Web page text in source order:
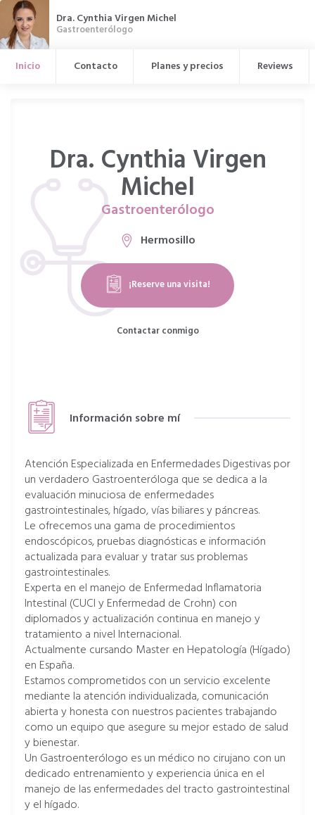
Dra. Cynthia Virgen Michel
Gastroenterólogo
Inicio Contacto Planes y precios Reviews
Dra. Cynthia Virgen
Michel
Gastroenterólogo
Hermosillo
¡Reserve una visita!
Contactar conmigo
Información sobre mí
Atención Especializada en Enfermedades Digestivas por
un verdadero Gastroenteróloga que se dedica a la
evaluación minuciosa de enfermedades
gastrointestinales, hígado, vías biliares y páncreas.
Le ofrecemos una gama de procedimientos
endoscópicos, pruebas diagnósticas e información
actualizada para evaluar y tratar sus problemas
gastrointestinales.
Experta en el manejo de Enfermedad Inflamatoria
Intestinal (CUCI y Enfermedad de Crohn) con
diplomados y actualización continua en manejo y
tratamiento a nivel Internacional.
Actualmente cursando Master en Hepatología (Hígado)
en España.
Estamos comprometidos con un servicio excelente
mediante la atención individualizada, comunicación
abierta y honesta con nuestros pacientes trabajando
como un equipo que asegure su mejor estado de salud
y bienestar.
Un Gastroenterólogo es un médico no cirujano con un
dedicado entrenamiento y experiencia única en el
manejo de las enfermedades del tracto gastrointestinal
y el hígado.